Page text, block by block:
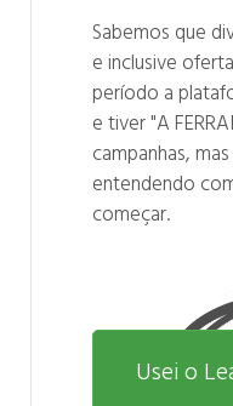
Sabemos que
e inclusive
período a
e tiver "A
campanhas,
entendendo
começar.
Usei o